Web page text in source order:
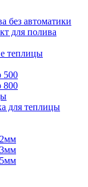
без автоматики
для полива
теплицы
500
800
для теплицы